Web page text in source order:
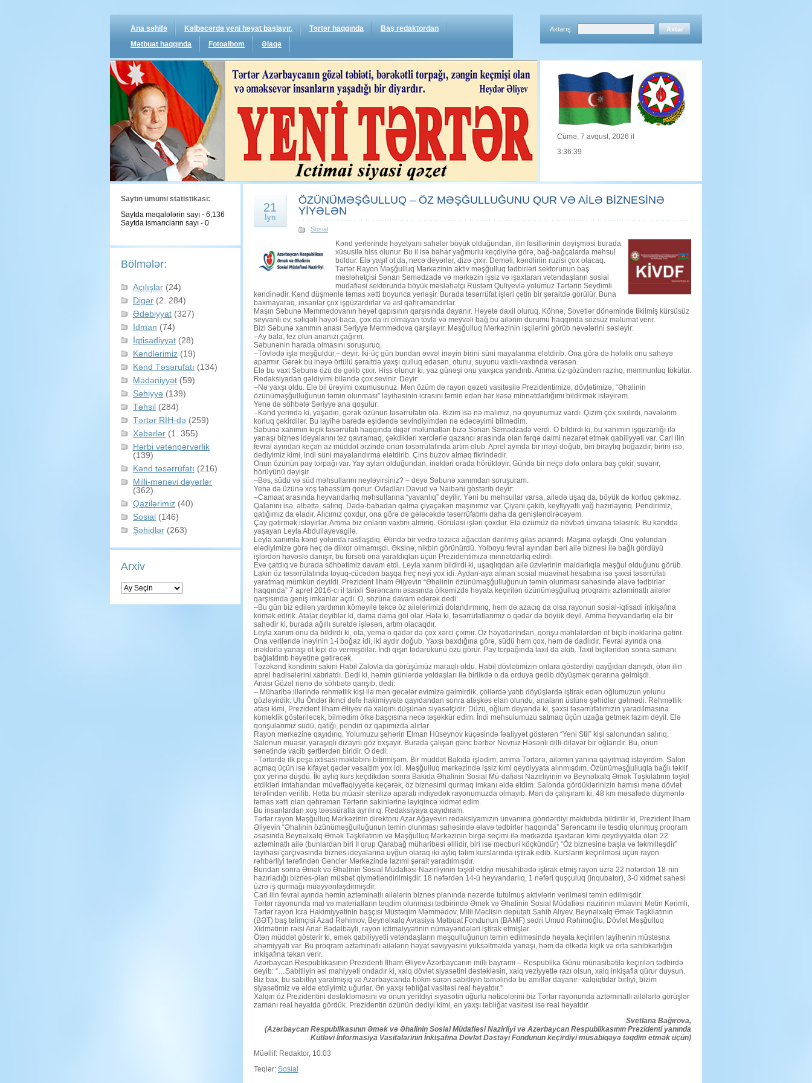
Ana səhifə Kəlbəcərdə yeni həyat başlayır. Tərtər haqqında
Baş redaktordan
Mətbuat haqqında
Fotoalbom Əlaqə
Axtarış:
Cümə, 7 avqust, 2026 il
3:36:39
Saytın ümumi statistikası:
Saytda məqalələrin sayı - 6,136
Saytda ismarıcların sayı - 0
Bölmələr:
Açılışlar (24)
Digər (2. 284)
Ədəbiyyat (327)
İdman (74)
İqtisadiyyat (28)
Kəndlərimiz (19)
Kənd Təsərufatı (134)
Mədəniyyət (59)
Səhiyyə (139)
Təhsil (284)
Tərtər RİH-də (259)
Xəbərlər (1. 355)
Hərbi vətənpərvərlik
(139)
Kənd təsərrüfatı (216)
Milli-mənəvi dəyərlər
(362)
Qazilərimiz (40)
Sosial (146)
Şəhidlər (263)
Arxiv
Arxiv
21
İyn
ÖZÜNÜMƏŞĞULLUQ – ÖZ MƏŞĞULLUĞUNU QUR VƏ AİLƏ BİZNESİNƏ
YİYƏLƏN
Sosial
Kənd yerlərində həyətyanı sahələr böyük olduğundan, ilin fəsillərinin dəyişməsi burada
xüsusilə hiss olunur. Bu il isə bahar yağmurlu keçdiyinə görə, bağ-bağçalarda məhsul
boldur. Elə yaşıl ot da, necə deyərlər, dizə çıxır. Deməli, kəndlinin ruzisi çox olacaq.
Tərtər Rayon Məşğulluq Mərkəzinin aktiv məşğulluq tədbirləri sektorunun baş
məsləhətçisi Sənan Səmədzadə və mərkəzin işsiz və işaxtaran vətəndaşların sosial
müdafiəsi sektorunda böyük məsləhətçi Rüstəm Quliyevlə yolumuz Tərtərin Seydimli
kəndinədir. Kənd düşmənlə təmas xətti boyunca yerləşir. Burada təsərrüfat işləri çətin bir şəraitdə görülür. Buna
baxmayaraq, insanlar çox işgüzardırlar və əsl qəhrəmandırlar.
Maşın Səbunə Məmmədovanın həyət qapısının qarşısında dayanır. Həyətə daxil oluruq. Köhnə, Sovetlər dönəmində tikilmiş kürsüsüz
seyvanlı ev, səliqəli həyət-baca, çox da iri olmayan tövlə və meyvəli bağ bu ailənin durumu haqqında sözsüz məlumat verir.
Bizi Səbunə xanımın anası Səriyyə Məmmədova qarşılayır. Məşğulluq Mərkəzinin işçilərini görüb nəvələrini səsləyir:
–Ay bala, tez olun ananızı çağırın.
Səbunənin harada olmasını soruşuruq.
–Tövlədə işlə məşğuldur,– deyir. İki-üç gün bundan əvvəl inəyin birini süni mayalanma elətdirib. Ona görə də hələlik onu sahəyə
aparmır. Gərək bu inəyə örtülü şəraitdə yaxşı qulluq edəsən, otunu, suyunu vaxtlı-vaxtında verəsən.
Elə bu vaxt Səbunə özü də gəlib çıxır. Hiss olunur ki, yaz günəşi onu yaxşıca yandırıb. Amma üz-gözündən razılıq, məmnunluq tökülür.
Redaksiyadan gəldiyimi biləndə çox sevinir. Deyir:
–Nə yaxşı oldu. Elə bil ürəyimi oxumusunuz. Mən özüm də rayon qəzeti vasitəsilə Prezidentimizə, dövlətimizə, “Əhalinin
özünüməşğulluğunun təmin olunması” layihəsinin icrasını təmin edən hər kəsə minnətdarlığımı bildirmək istəyirəm.
Yenə də söhbətə Səriyyə ana qoşulur:
–Kənd yerində ki, yaşadın, gərək özünün təsərrüfatın ola. Bizim isə nə malımız, nə qoyunumuz vardı. Qızım çox sıxılırdı, nəvələrim
korluq çəkirdilər. Bu layihə barədə eşidəndə sevindiyimdən nə edəcəyimi bilmədim.
Səbunə xanımın kiçik təsərrüfatı haqqında digər məlumatları bizə Sənan Səmədzadə verdi. O bildirdi ki, bu xanımın işgüzarlığı ilə
yanaşı biznes ideyalarını tez qavramaq, çəkdikləri xərclərlə qazancı arasında olan fərqə daimi nəzarət etmək qabiliyyəti var. Cari ilin
fevral ayından keçən az müddət ərzində onun təsərrüfatında artım olub. Aprel ayında bir inəyi doğub, biri biraylıq boğazdır, birini isə,
dediyimiz kimi, indi süni mayalandırma elətdirib. Çins buzov almaq fikrindədir.
Onun özünün pay torpağı var. Yay ayları olduğundan, inəkləri orada hörükləyir. Gündə bir neçə dəfə onlara baş çəkir, suvarır,
hörüyünü dəyişir.
–Bəs, südü və süd məhsullarını neyləyirsiniz? – deyə Səbunə xanımdan soruşuram.
Yenə də üzünə xoş təbəssüm qonur. Övladları Davud və Naibəni göstərib deyir:
–Camaat arasında heyvandarlıq məhsullarına “yavanlıq” deyilir. Yəni bu məhsullar varsa, ailədə uşaq da, böyük də korluq çəkməz.
Qalanını isə, əlbəttə, satırıq. Dədə-babadan qalma çiyəçəkən maşınımız var. Çiyəni çəkib, keyfiyyətli yağ hazırlayırıq. Pendirimiz,
qatığımız da əladır. Alıcımız çoxdur, ona görə də gələcəkdə təsərrüfatımı daha da genişləndirəcəyəm.
Çay gətirmək istəyirlər. Amma biz onların vaxtını almırıq. Görüləsi işləri çoxdur. Elə özümüz də növbəti ünvana tələsirik. Bu kənddə
yaşayan Leyla Abdullayevagilə.
Leyla xanımla kənd yolunda rastlaşdıq. Əlində bir vedrə təzəcə ağacdan dərilmiş gilas aparırdı. Maşına əyləşdi. Onu yolundan
elədiyimizə görə heç də dilxor olmamışdı. Əksinə, nikbin görünürdü. Yolboyu fevral ayından bəri ailə biznesi ilə bağlı gördüyü
işlərdən həvəslə danışır, bu fürsəti ona yaratdıqları üçün Prezidentimizə minnətdarlıq edirdi.
Evə çatdıq və burada söhbətimiz davam etdi. Leyla xanım bildirdi ki, uşaqlıqdan ailə üzvlərinin maldarlıqla məşğul olduğunu görüb.
Lakin öz təsərrüfatında toyuq-cücədən başqa heç nəyi yox idi. Aydan-aya alınan sosial müavinət hesabına isə şəxsi təsərrüfatı
yaratmaq mümkün deyildi. Prezident İlham Əliyevin “Əhalinin özünüməşğulluğunun təmin olunması sahəsində əlavə tədbirlər
haqqında” 7 aprel 2016-cı il tarixli Sərəncamı əsasında ölkəmizdə həyata keçirilən özünüməşğulluq proqramı aztəminatlı ailələr
qarşısında geniş imkanlar açdı. O, sözünə davam edərək dedi:
–Bu gün biz edilən yardımın köməyilə təkcə öz ailələrimizi dolandırmırıq, həm də azacıq da olsa rayonun sosial-iqtisadi inkişafına
kömək edirik. Atalar deyiblər ki, dama dama göl olar. Hələ ki, təsərrüfatlarımız o qədər də böyük deyil. Amma heyvandarlıq elə bir
sahədir ki, burada ağıllı surətdə işləsən, artım olacaqdır.
Leyla xanım onu da bildirdi ki, ota, yemə o qədər də çox xərci çıxmır. Öz həyətlərindən, qonşu məhlələrdən ot biçib inəklərinə gətirir.
Ona veriləndə inəyinin 1-i boğaz idi, iki aydır doğub. Yaxşı baxdığına görə, südü həm çox, həm də dadlıdır. Fevral ayında ona
inəklərlə yanaşı ot kipi də vermişdilər. İndi qışın tədarükünü özü görür. Pay torpağında taxıl da əkib. Taxıl biçiləndən sonra samanı
bağlatdırıb həyətinə gətirəcək.
Təzəkənd kəndinin sakini Habil Zalovla da görüşümüz maraqlı oldu. Habil dövlətimizin onlara göstərdiyi qayğıdan danışdı, ötən ilin
aprel hadisələrini xatırlatdı. Dedi ki, həmin günlərdə yoldaşları ilə birlikdə o da orduya gedib döyüşmək qərarına gəlmişdi.
Anası Gözəl nənə də söhbətə qarışıb, dedi:
– Müharibə illərində rəhmətlik kişi ilə mən gecələr evimizə gəlmirdik, çöllərdə yatıb döyüşlərdə iştirak edən oğlumuzun yolunu
gözləyirdik. Ulu Öndər ikinci dəfə hakimiyyətə qayıdandan sonra atəşkəs elan olundu, anaların üstünə şəhidlər gəlmədi. Rəhmətlik
atası kimi, Prezident İlham Əliyev də xalqını düşünən siyasətçidir. Düzü, oğlum deyəndə ki, şəxsi təsərrüfatımızın yaradılmasına
köməklik göstəriləcək, bilmədim ölkə başçısına necə təşəkkür edim. İndi məhsulumuzu satmaq üçün uzağa getmək lazım deyil. Elə
qonşularımız südü, qatığı, pendiri öz qapımızda alırlar.
Rayon mərkəzinə qayıdırıq. Yolumuzu şəhərin Elman Hüseynov küçəsində fəaliyyət göstərən “Yeni Stil” kişi salonundan salırıq.
Salonun müasir, yaraşıqlı dizaynı göz oxşayır. Burada çalışan gənc bərbər Novruz Həsənli dilli-dilavər bir oğlandır. Bu, onun
sənətində vacib şərtlərdən biridir. O dedi:
–Tərtərdə ilk peşə ixtisası məktəbini bitirmişəm. Bir müddət Bakıda işlədim, amma Tərtərə, ailəmin yanına qayıtmaq istəyirdim. Salon
açmaq üçün isə kifayət qədər vəsaitim yox idi. Məşğulluq mərkəzində işsiz kimi qeydiyyata alınmışdım. Özünüməşğulluqla bağlı təklif
çox yerinə düşdü. İki aylıq kurs keçdikdən sonra Bakıda Əhalinin Sosial Mü-dafiəsi Nazirliyinin və Beynəlxalq Əmək Təşkilatının təşkil
etdikləri imtahandan müvəffəqiyyətlə keçərək, öz biznesimi qurmaq imkanı əldə etdim. Salonda gördüklərinizin hamısı mənə dövlət
tərəfindən verilib. Hətta bu müasir sterilizə aparatı indiyədək rayonumuzda olmayıb. Mən də çalışıram ki, 48 km məsafədə düşmənlə
təmas xətti olan qəhrəman Tərtərin sakinlərinə layiqincə xidmət edim.
Bu insanlardan xoş təəssüratla ayrılırıq. Redaksiyaya qayıdıram.
Tərtər rayon Məşğulluq Mərkəzinin direktoru Azər Ağayevin redaksiyamızın ünvanına göndərdiyi məktubda bildirilir ki, Prezident İlham
Əliyevin “Əhalinin özünüməşğulluğunun təmin olunması sahəsində əlavə tədbirlər haqqında” Sərəncamı ilə təsdiq olunmuş proqram
əsasında Beynəlxalq Əmək Təşkilatının və Məşğulluq Mərkəzinin birgə seçimi ilə mərkəzdə işaxtaran kimi qeydiyyatda olan 22
aztəminatlı ailə (bunlardan biri II qrup Qarabağ müharibəsi əlilidir, biri isə məcburi köçkündür) “Öz biznesinə başla və təkmilləşdir”
layihəsi çərçivəsində biznes ideyalarına uyğun olaraq iki aylıq təlim kurslarında iştirak edib. Kursların keçirilməsi üçün rayon
rəhbərliyi tərəfindən Gənclər Mərkəzində lazımi şərait yaradılmışdır.
Bundan sonra Əmək və Əhalinin Sosial Müdafiəsi Nazirliyinin təşkil etdiyi müsahibədə iştirak etmiş rayon üzrə 22 nəfərdən 18-nin
hazırladığı biznes-plan müsbət qiymətləndirilmişdir. 18 nəfərdən 14-ü heyvandarlıq, 1 nəfəri quşçuluq (inqubator), 3-ü xidmət sahəsi
üzrə iş qurmağı müəyyənləşdirmişdir.
Cari ilin fevral ayında həmin aztəminatlı ailələrin biznes planında nəzərdə tutulmuş aktivlərin verilməsi təmin edilmişdir.
Tərtər rayonunda mal və materialların təqdim olunması tədbirində Əmək və Əhalinin Sosial Müdafiəsi nazirinin müavini Mətin Kərimli,
Tərtər rayon İcra Hakimiyyətinin başçısı Müstəqim Məmmədov, Milli Məclisin deputatı Sahib Alıyev, Beynəlxalq Əmək Təşkilatının
(BƏT) baş təlimçisi Azad Rəhimov, Beynəlxalq Avrasiya Mətbuat Fondunun (BAMF) sədri Umud Rəhimoğlu, Dövlət Məşğulluq
Xidmətinin rəisi Anar Bədəlbəyli, rayon ictimaiyyətinin nümayəndələri iştirak etmişlər.
Ötən müddət göstərir ki, əmək qabiliyyətli vətəndaşların məşqulluğunun təmin edilməsində həyata keçirilən layihənin müstəsna
əhəmiyyəti var. Bu proqram aztəminatlı ailələrin həyat səviyyəsini yüksəltməklə yanaşı, həm də ölkədə kiçik və orta sahibkarlığın
inkişafına təkan verir.
Azərbaycan Respublikasının Prezidenti İlham Əliyev Azərbaycanın milli bayramı – Respublika Günü münasibətilə keçirilən tədbirdə
deyib: “…Sabitliyin əsl mahiyyəti ondadır ki, xalq dövlət siyasətini dəstəkləsin, xalq vəziyyətlə razı olsun, xalq inkişafla qürur duysun.
Biz bax, bu sabitliyi yaratmışıq və Azərbaycanda hökm sürən sabitliyin təməlində bu amillər dayanır–xalqiqtidar birliyi, bizim
siyasətimiz və əldə etdiyimiz uğurlar. Ən yaxşı təbliğat vasitəsi real həyatdır.”
Xalqın öz Prezidentini dəstəkləməsini və onun yeritdiyi siyasətin uğurlu nəticələrini biz Tərtər rayonunda aztəminatlı ailələrlə görüşlər
zamanı real həyatda gördük. Prezidentin özünün dediyi kimi, ən yaxşı təbliğat vasitəsi isə real həyatdır.
Svetlana Bağırova,
(Azərbaycan Respublikasının Əmək və Əhalinin Sosial Müdafiəsi Nazirliyi və Azərbaycan Respublikasının Prezidenti yanında
Kütləvi İnformasiya Vasitələrinin İnkişafına Dövlət Dəstəyi Fondunun keçirdiyi müsabiqəyə təqdim etmək üçün)
Müəllif: Redaktor, 10:03
Teqlər: Sosial